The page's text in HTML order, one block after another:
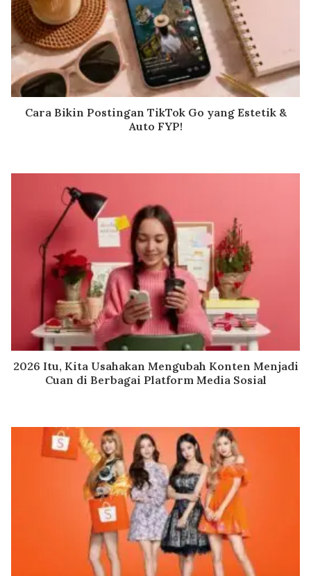
Cara Bikin Postingan TikTok Go yang Estetik &
Auto FYP!
2026 Itu, Kita Usahakan Mengubah Konten Menjadi
Cuan di Berbagai Platform Media Sosial